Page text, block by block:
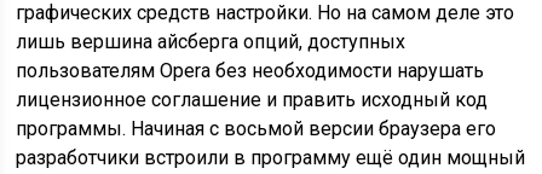
графических средств настройки. Но на самом деле это
лишь вершина айсберга опций, доступных
пользователям Opera без необходимости нарушать
лицензионное соглашение и править исходный код
программы. Начиная с восьмой версии браузера его
разработчики встроили в программу ещё один мощный